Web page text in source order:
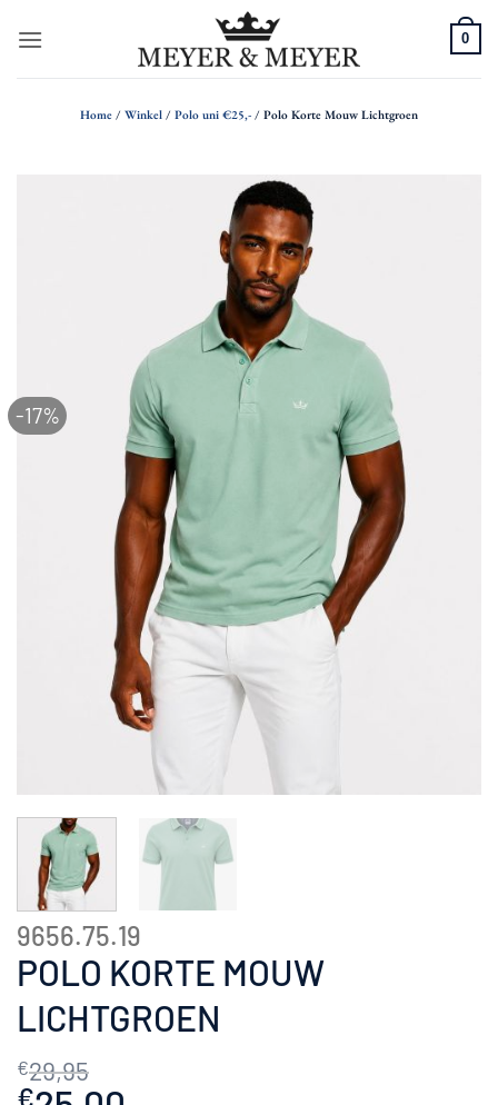
naar
0
Home / Winkel / Polo uni €25,- / Polo Korte Mouw Lichtgroen
-17%
9656.75.19
POLO KORTE MOUW
LICHTGROEN
€29,95
Oorspronkelijke
€